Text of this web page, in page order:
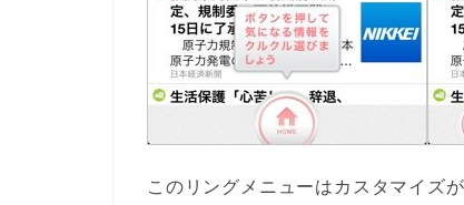
このリングメニューはカスタマイズ